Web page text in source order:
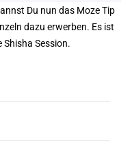
Du nun das Moze Tip
dazu erwerben. Es ist
Shisha Session.